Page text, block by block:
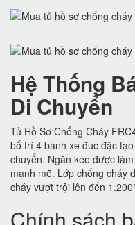
Hệ Thống
Di Chuyển
Tủ Hồ Sơ Chống Cháy
bố trí 4 bánh xe đúc đặc
chuyển. Ngăn kéo được
mạnh mẽ. Lớp chống cháy
cháy vượt trội lên đến